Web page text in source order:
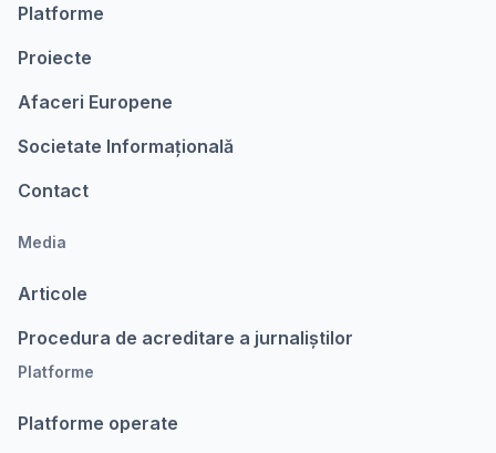
Platforme
Proiecte
Afaceri Europene
Societate Informațională
Contact
Media
Articole
Procedura de acreditare a jurnaliștilor
Platforme
Platforme operate